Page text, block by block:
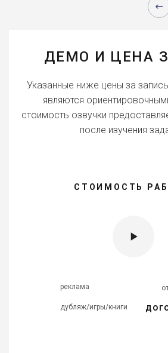
ДЕМО И ЦЕНА
Указанные ниже цены за
являются
стоимость озвучки
после изучения
СТОИМОСТЬ
реклама
дубляж/игры/книги